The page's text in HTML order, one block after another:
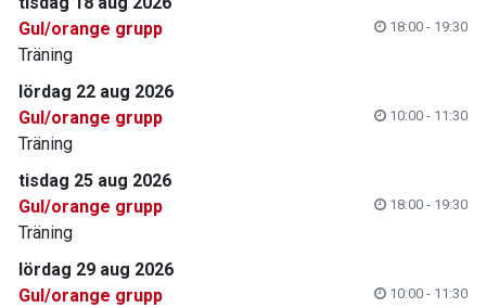
Gul/orange grupp
18:00 - 19:30
Träning
lördag 22 aug 2026
Gul/orange grupp
10:00 - 11:30
Träning
tisdag 25 aug 2026
Gul/orange grupp
18:00 - 19:30
Träning
lördag 29 aug 2026
Gul/orange grupp
10:00 - 11:30